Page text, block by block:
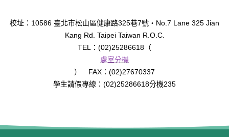
校址：10586 臺北市松山區健康路325巷7號‧No.7 Lane 325 Jian
Kang Rd. Taipei Taiwan R.O.C.
TEL：(02)25286618（
處室分機
） FAX：(02)27670337
學生請假專線：(02)25286618分機235